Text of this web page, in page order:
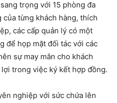
trọng với 15 phòng đa
từng khách hàng, thích
các cấp quản lý có một
để họp mặt đối tác với các
sự may mắn cho khách
trong việc ký kết hợp đồng.
nghiệp với sức chứa lên